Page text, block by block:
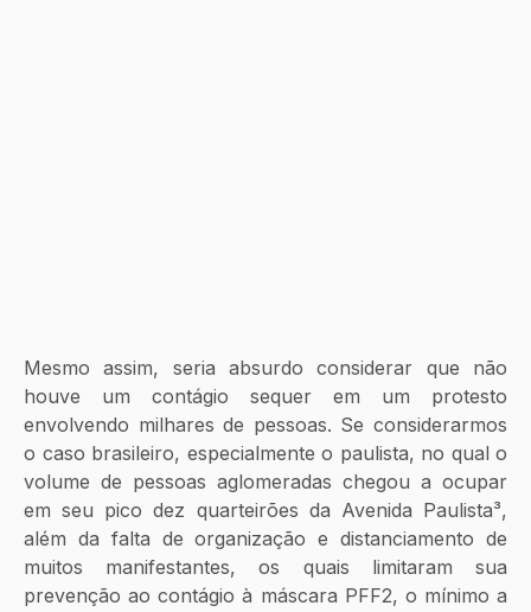
Mesmo assim, seria absurdo considerar que não
houve um contágio sequer em um protesto
envolvendo milhares de pessoas. Se considerarmos
o caso brasileiro, especialmente o paulista, no qual o
volume de pessoas aglomeradas chegou a ocupar
em seu pico dez quarteirões da Avenida Paulista³,
além da falta de organização e distanciamento de
muitos manifestantes, os quais limitaram sua
prevenção ao contágio à máscara PFF2, o mínimo a